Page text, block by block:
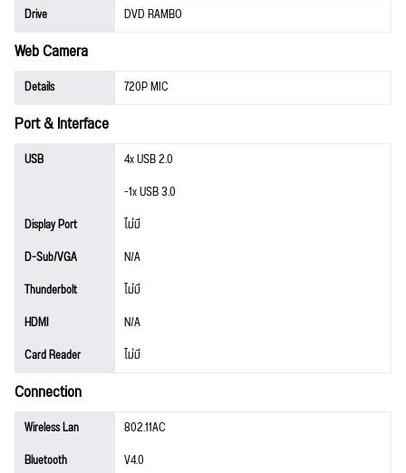
Drive DVD RAMBO
Web Camera
Details 720P MIC
Port & Interface
USB
4x USB 2.0
-1x USB 3.0
Display Port
ไม่มี
D-Sub/VGA
N/A
Thunderbolt
ไม่มี
HDMI
N/A
Card Reader
ไม่มี
Connection
Wireless Lan
802.11AC
Bluetooth
V4.0